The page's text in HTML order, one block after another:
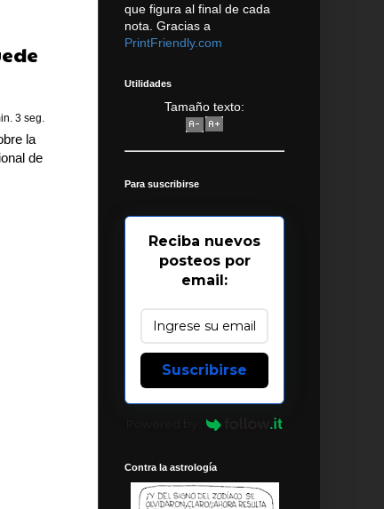
3 seg.
la
de
que figura al final de cada
nota. Gracias a
PrintFriendly.com
Utilidades
Tamaño texto:
Para suscribirse
Reciba nuevos
posteos por
email:
Suscribirse
Contra la astrología